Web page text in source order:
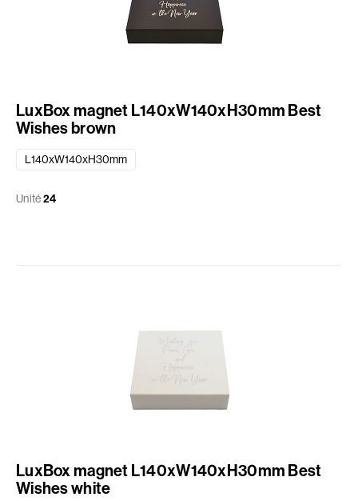
LuxBox magnet L140xW140xH30mm Best
Wishes brown
L140xW140xH30mm
Unité24
LuxBox magnet L140xW140xH30mm Best
Wishes white